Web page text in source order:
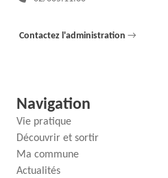
Contactez l'administration →
Navigation
Vie pratique
Découvrir et sortir
Ma commune
Actualités